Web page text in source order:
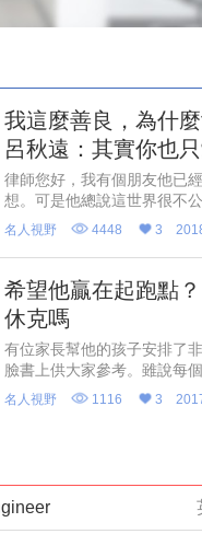
我這麼善良，為什
呂秋遠：其實你也
律師您好，我有個朋友他已
想。可是他總說這世界很不
生，而他都傻傻為別人付出。
名人視野 4448 3
希望他贏在起跑點
休克嗎
有位家長幫他的孩子安排了
臉書上供大家參考。雖說每
利，然而從課表內容，乃至
驚。
名人視野 1116 3